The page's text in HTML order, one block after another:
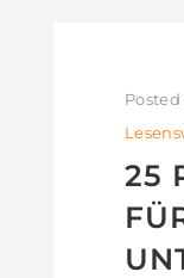
Posted
25